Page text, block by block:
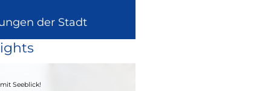
der Stadt
Seeblick!